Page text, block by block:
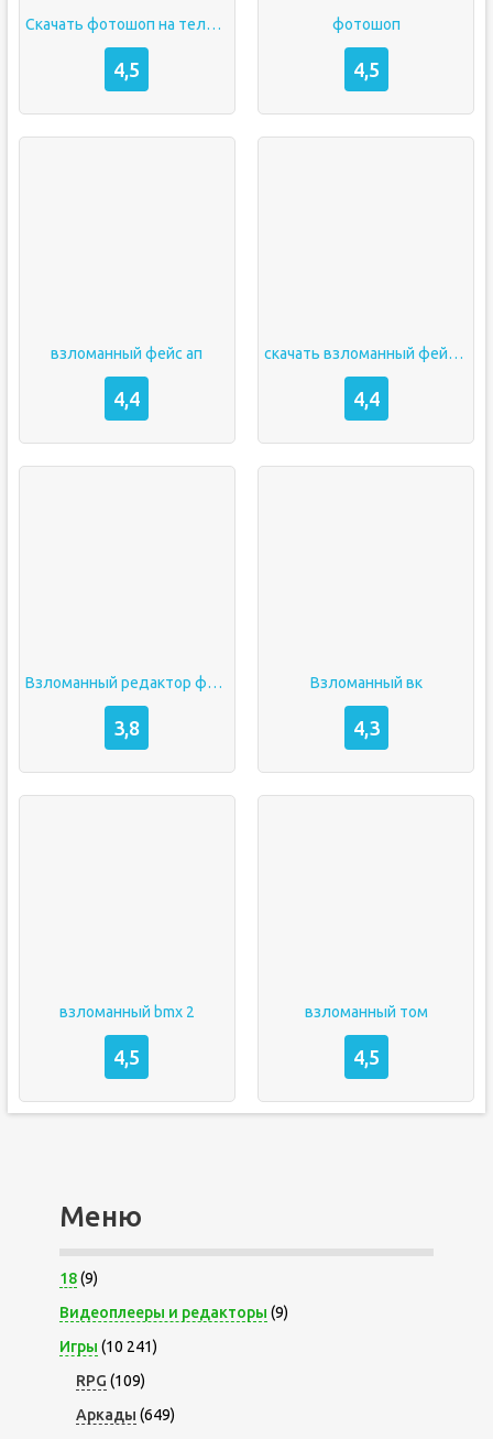
Скачать фотошоп на телефон
4,5
фотошоп
4,5
взломанный фейс ап
4,4
скачать взломанный фейс ап
4,4
Взломанный редактор фото
3,8
Взломанный вк
4,3
взломанный bmx 2
4,5
взломанный том
4,5
Меню
18(9)
Видеоплееры и редакторы (9)
Игры (10 241)
RPG (109)
Аркады (649)